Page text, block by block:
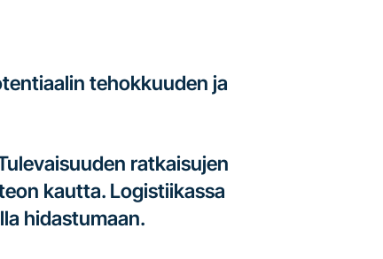
tehokkuuden ja
ratkaisujen
kautta. Logistiikassa
hidastumaan.